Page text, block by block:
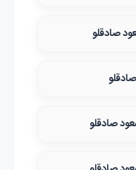
صادقلو
صادقلو